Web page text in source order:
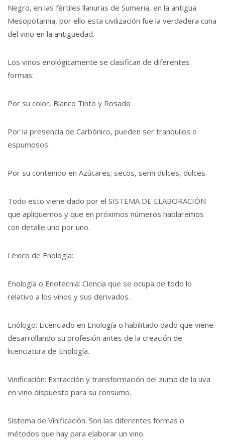
Negro, en las fértiles llanuras de Sumeria, en la antigua
Mesopotamia, por ello esta civilización fue la verdadera cuna
del vino en la antigüedad.
Los vinos enológicamente se clasifican de diferentes
formas:
Por su color, Blanco Tinto y Rosado
Por la presencia de Carbónico, pueden ser tranquilos o
espumosos.
Por su contenido en Azúcares; secos, semi dulces, dulces.
Todo esto viene dado por el SISTEMA DE ELABORACIÓN
que apliquemos y que en próximos números hablaremos
con detalle uno por uno.
Léxico de Enología:
Enología o Enotecnia: Ciencia que se ocupa de todo lo
relativo a los vinos y sus derivados.
Enólogo: Licenciado en Enología o habilitado dado que viene
desarrollando su profesión antes de la creación de
licenciatura de Enología.
Vinificación: Extracción y transformación del zumo de la uva
en vino dispuesto para su consumo.
Sistema de Vinificación: Son las diferentes formas o
métodos que hay para elaborar un vino.